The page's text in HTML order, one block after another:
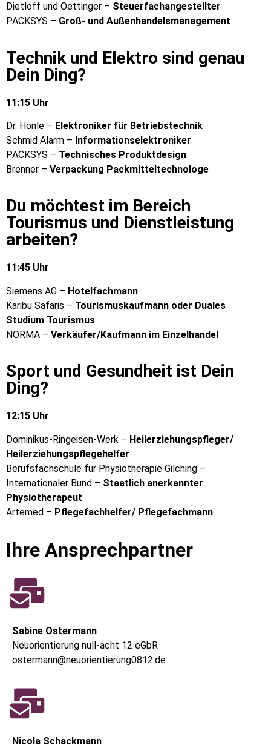
Dietloff und Oettinger – Steuerfachangestellter
PACKSYS – Groß- und Außenhandelsmanagement
Technik und Elektro sind genau
Dein Ding?
11:15 Uhr
Dr. Hönle – Elektroniker für Betriebstechnik
Schmid Alarm – Informationselektroniker
PACKSYS – Technisches Produktdesign
Brenner – Verpackung Packmitteltechnologe
Du möchtest im Bereich
Tourismus und Dienstleistung
arbeiten?
11:45 Uhr
Siemens AG – Hotelfachmann
Karibu Safaris – Tourismuskaufmann oder Duales
Studium Tourismus
NORMA – Verkäufer/Kaufmann im Einzelhandel
Sport und Gesundheit ist Dein
Ding?
12:15 Uhr
Dominikus-Ringeisen-Werk – Heilerziehungspfleger/
Heilerziehungspflegehelfer
Berufsfachschule für Physiotherapie Gilching –
Internationaler Bund – Staatlich anerkannter
Physiotherapeut
Artemed – Pflegefachhelfer/ Pflegefachmann
Ihre Ansprechpartner
Sabine Ostermann
Neuorientierung null-acht 12 eGbR
ostermann@neuorientierung0812.de
Nicola Schackmann